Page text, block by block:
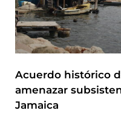
Acuerdo histórico
amenazar
Jamaica